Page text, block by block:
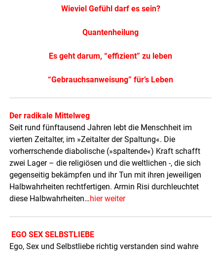
Wieviel Gefühl darf es sein?
Quantenheilung
Es geht darum, “effizient” zu leben
“Gebrauchsanweisung” für’s Leben
Der radikale Mittelweg
Seit rund fünftausend Jahren lebt die Menschheit im
vierten Zeitalter, im »Zeitalter der Spaltung«. Die
vorherrschende diabolische (»spaltende«) Kraft schafft
zwei Lager – die religiösen und die weltlichen -, die sich
gegenseitig bekämpfen und ihr Tun mit ihren jeweiligen
Halbwahrheiten rechtfertigen. Armin Risi durchleuchtet
diese Halbwahrheiten…hier weiter
EGO SEX SELBSTLIEBE
Ego, Sex und Selbstliebe richtig verstanden sind wahre